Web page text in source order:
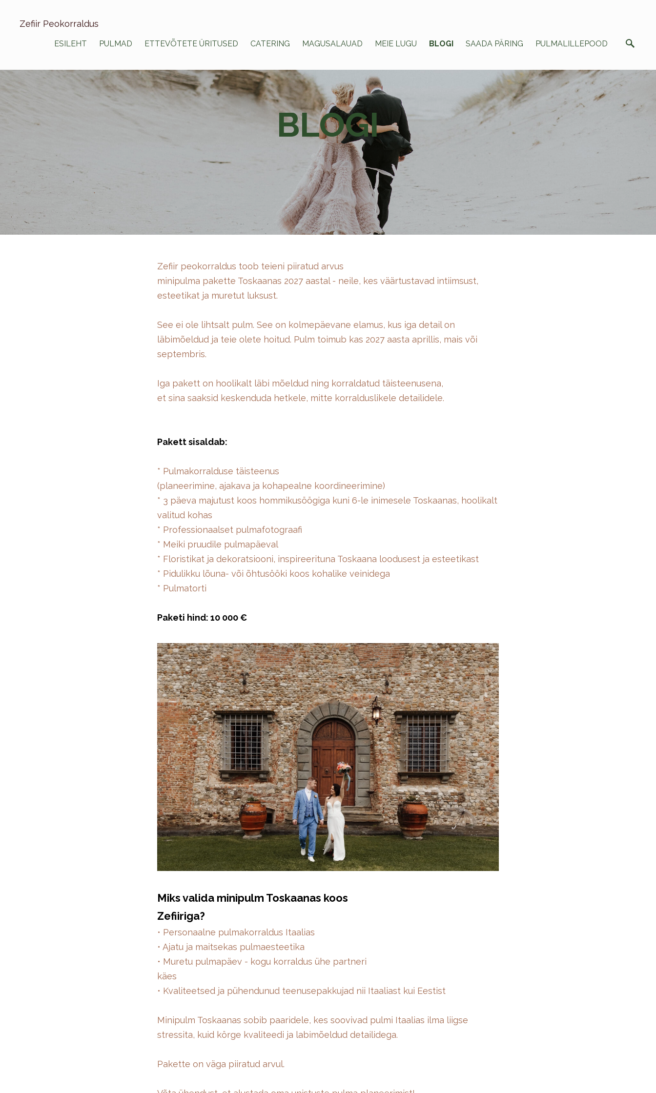
Zefiir Peokorraldus
ESILEHT PULMAD ETTEVÕTETE ÜRITUSED CATERING MAGUSALAUAD MEIE LUGU BLOGI SAADA PÄRING PULMALILLEPOOD
BLOGI
.
Zefiir peokorraldus toob teieni piiratud arvus
minipulma pakette Toskaanas 2027 aastal - neile, kes väärtustavad intiimsust,
esteetikat ja muretut luksust.
See ei ole lihtsalt pulm. See on kolmepäevane elamus, kus iga detail on
läbimõeldud ja teie olete hoitud. Pulm toimub kas 2027 aasta aprillis, mais või
septembris.
Iga pakett on hoolikalt läbi mõeldud ning korraldatud täisteenusena,
et sina saaksid keskenduda hetkele, mitte korralduslikele detailidele.
Pakett sisaldab:
* Pulmakorralduse täisteenus
(planeerimine, ajakava ja kohapealne koordineerimine)
* 3 päeva majutust koos hommikusöögiga kuni 6-le inimesele Toskaanas, hoolikalt
valitud kohas
* Professionaalset pulmafotograafi
* Meiki pruudile pulmapäeval
* Floristikat ja dekoratsiooni, inspireerituna Toskaana loodusest ja esteetikast
* Pidulikku lõuna- või õhtusööki koos kohalike veinidega
* Pulmatorti
Paketi hind: 10 000 €
Miks valida minipulm Toskaanas koos
Zefiiriga?
• Personaalne pulmakorraldus Itaalias
• Ajatu ja maitsekas pulmaesteetika
• Muretu pulmapäev - kogu korraldus ühe partneri
käes
• Kvaliteetsed ja pühendunud teenusepakkujad nii Itaaliast kui Eestist
Minipulm Toskaanas sobib paaridele, kes soovivad pulmi Itaalias ilma liigse
stressita, kuid körge kvaliteedi ja labimõeldud detailidega.
Pakette on väga piiratud arvul.